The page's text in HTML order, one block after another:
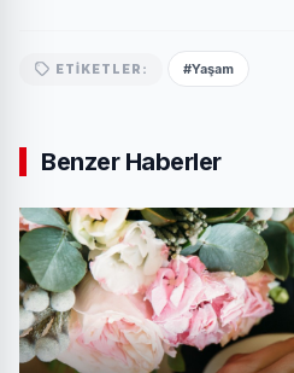
ETIKETLER: #Yaşam
Benzer Haberler